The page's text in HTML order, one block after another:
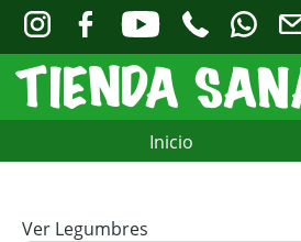
Inicio
Ver Legumbres